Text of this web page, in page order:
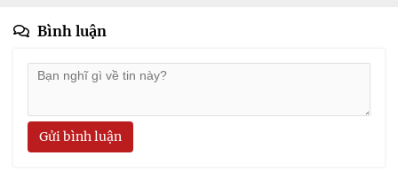
Bình luận
Gửi bình luận